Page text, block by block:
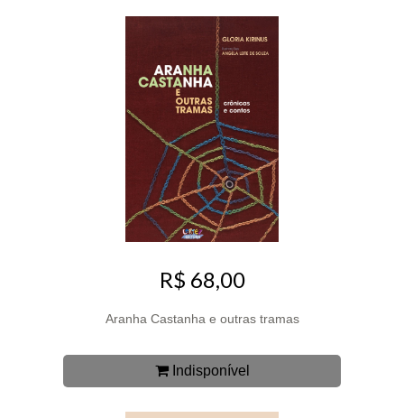
R$ 68,00
Aranha Castanha e outras tramas
Indisponível